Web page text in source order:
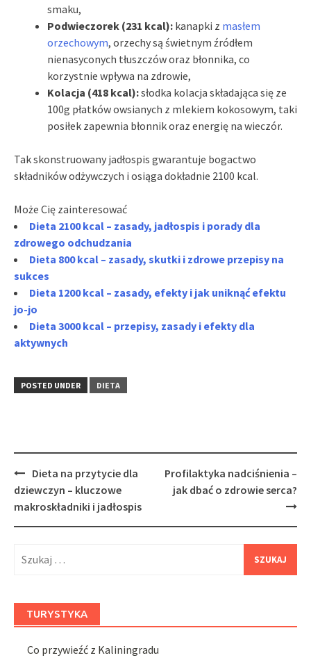
smaku,
Podwieczorek (231 kcal): kanapki z masłem
orzechowym, orzechy są świetnym źródłem
nienasyconych tłuszczów oraz błonnika, co
korzystnie wpływa na zdrowie,
Kolacja (418 kcal):słodka kolacja składająca się ze
100g płatków owsianych z mlekiem kokosowym, taki
posiłek zapewnia błonnik oraz energię na wieczór.
Tak skonstruowany jadłospis gwarantuje bogactwo
składników odżywczych i osiąga dokładnie 2100 kcal.
Może Cię zainteresować
Dieta 2100 kcal – zasady, jadłospis i porady dla
zdrowego odchudzania
Dieta 800 kcal – zasady, skutki i zdrowe przepisy na
sukces
Dieta 1200 kcal – zasady, efekty i jak uniknąć efektu
jo-jo
Dieta 3000 kcal – przepisy, zasady i efekty dla
aktywnych
POSTED UNDER DIETA
Post
navigation
Dieta na przytycie dla
dziewczyn – kluczowe
makroskładniki i jadłospis
Profilaktyka nadciśnienia –
jak dbać o zdrowie serca?
TURYSTYKA
Co przywieźć z Kaliningradu